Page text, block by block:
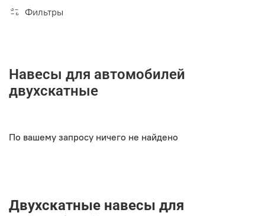
Фильтры
Навесы для автомобилей
двухскатные
По вашему запросу ничего не найдено
Двухскатные навесы для